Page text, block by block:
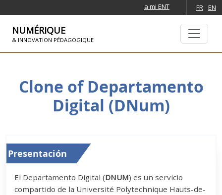
a mi ENT FR EN
NUMÉRIQUE
& INNOVATION PÉDAGOGIQUE
Clone of Departamento
Digital (DNum)
Presentación
El Departamento Digital (DNUM) es un servicio
compartido de la Université Polytechnique Hauts-de-